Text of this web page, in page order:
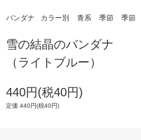
バンダナ カラー別 青系 季節 季節
雪の結晶のバンダナ
（ライトブルー）
440円(税40円)
定価 440円(税40円)